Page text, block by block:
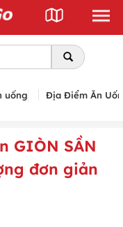
uống Địa Điểm Ăn
GIÒN SẦN
đơn giản